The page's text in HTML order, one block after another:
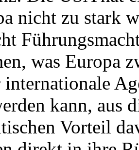
nicht zu stark
was Europa
internationale
kann, aus
Vorteil